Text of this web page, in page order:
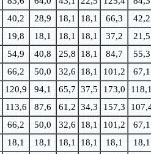
40,2 28,9 18,1 18,1 66,3
42,2
19,8 18,1 18,1 18,1 37,2
21,5
54,9 40,8 25,8 18,1 84,7
55,3
66,2 50,0 32,6 18,1 101,2
67,1
120,9 94,1 65,7 37,5 173,0
113,6 87,6 61,2 34,3 157,3
66,2 50,0 32,6 18,1 101,2
67,1
18,1 18,1 18,1 18,1 18,1
18,1